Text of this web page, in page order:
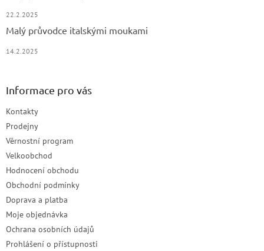
22.2.2025
Malý průvodce italskými moukami
14.2.2025
Informace pro vás
Kontakty
Prodejny
Věrnostní program
Velkoobchod
Hodnocení obchodu
Obchodní podmínky
Doprava a platba
Moje objednávka
Ochrana osobních údajů
Prohlášení o přístupnosti